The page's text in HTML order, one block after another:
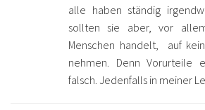
alle haben ständig
sollten sie aber, vor
Menschen handelt, auf
nehmen. Denn Vorurteile
falsch. Jedenfalls in meiner